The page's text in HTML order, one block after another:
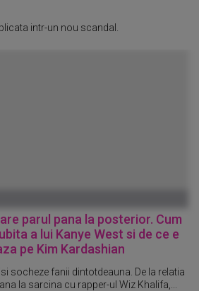
intr-un nou scandal.
parul pana la posterior. Cum
a lui Kanye West si de ce e
pe Kim Kardashian
socheze fanii dintotdeauna. De la relatia
la sarcina cu rapper-ul Wiz Khalifa,...